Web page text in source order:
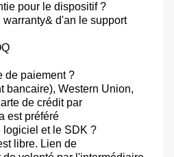
pour le dispositif ?
warranty& d'an le support
de paiement ?
bancaire), Western Union,
de crédit par
est préféré
logiciel et le SDK ?
libre. Lien de